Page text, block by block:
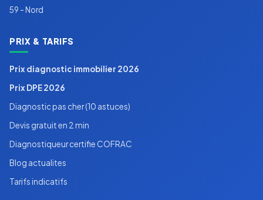
59 - Nord
PRIX & TARIFS
Prix diagnostic immobilier 2026
Prix DPE 2026
Diagnostic pas cher (10 astuces)
Devis gratuit en 2 min
Diagnostiqueur certifie COFRAC
Blog actualites
Tarifs indicatifs